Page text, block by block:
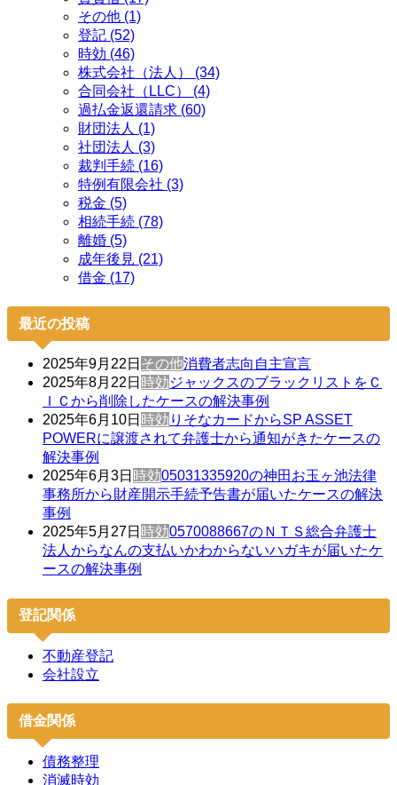
その他 (1)
登記 (52)
時効 (46)
株式会社（法人） (34)
合同会社（LLC） (4)
過払金返還請求 (60)
財団法人 (1)
社団法人 (3)
裁判手続 (16)
特例有限会社 (3)
税金 (5)
相続手続 (78)
離婚 (5)
成年後見 (21)
借金 (17)
最近の投稿
2025年9月22日 その他消費者志向自主宣言
2025年8月22日 時効ジャックスのブラックリストをＣ
ＩＣから削除したケースの解決事例
2025年6月10日 時効 りそなカードからSP ASSET
POWERに譲渡されて弁護士から通知がきたケースの
解決事例
2025年6月3日 時効05031335920の神田お玉ヶ池法律
事務所から財産開示手続予告書が届いたケースの解決
事例
2025年5月27日 時効0570088667のＮＴＳ総合弁護士
法人からなんの支払いかわからないハガキが届いたケ
ースの解決事例
登記関係
不動産登記
会社設立
借金関係
債務整理
消滅時効